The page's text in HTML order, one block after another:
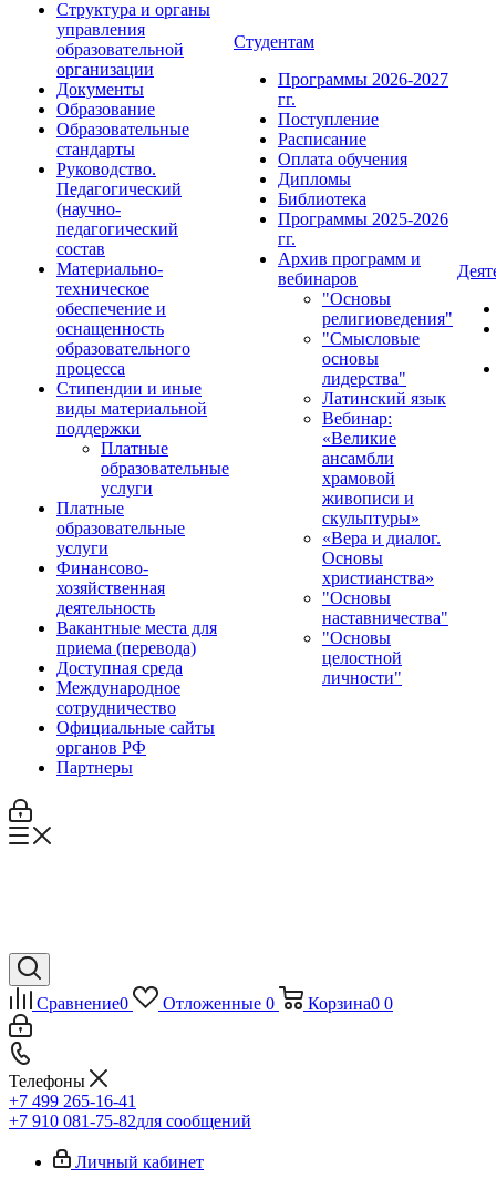
Структура и органы
управления
образовательной
организации
Документы
Образование
Образовательные
стандарты
Руководство.
Педагогический
(научно-
педагогический
состав
Материально-
техническое
обеспечение и
оснащенность
образовательного
процесса
Стипендии и иные
виды материальной
поддержки
Платные
образовательные
услуги
Платные
образовательные
услуги
Финансово-
хозяйственная
деятельность
Вакантные места для
приема (перевода)
Доступная среда
Международное
сотрудничество
Официальные сайты
органов РФ
Партнеры
Студентам
Программы 2026-2027
гг.
Поступление
Расписание
Оплата обучения
Дипломы
Библиотека
Программы 2025-2026
гг.
Архив программ и
вебинаров
"Основы
религиоведения"
"Смысловые
основы
лидерства"
Латинский язык
Вебинар:
«Великие
ансамбли
храмовой
живописи и
скульптуры»
«Вера и диалог.
Основы
христианства»
"Основы
наставничества"
"Основы
целостной
личности"
Сравнение0 Отложенные 0 Корзина0 0
Телефоны
+7 499 265-16-41
+7 910 081-75-82для сообщений
Личный кабинет